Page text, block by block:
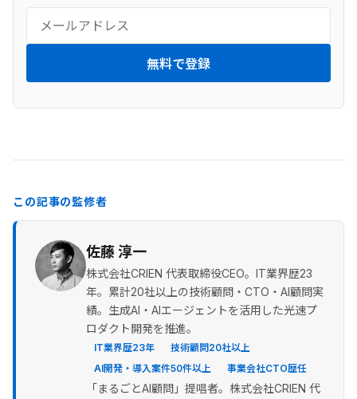
無料で登録
この記事の監修者
佐藤 淳一
株式会社CRIEN 代表取締役CEO。IT業界歴23
年。累計20社以上の技術顧問・CTO・AI顧問実
績。生成AI・AIエージェントを活用した光速プ
ロダクト開発を推進。
IT業界歴23年
技術顧問20社以上
AI開発・導入案件50件以上
事業会社CTO歴任
「まるごとAI顧問」提唱者。株式会社CRIEN 代